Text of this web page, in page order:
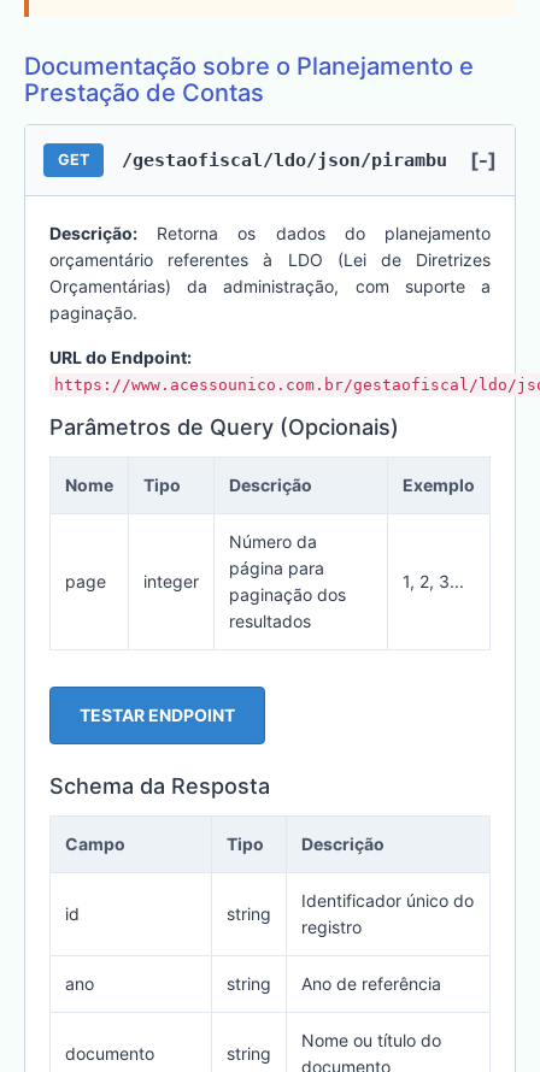
Documentação sobre o Planejamento e
Prestação de Contas
GET /gestaofiscal/ldo/json/pirambu [-]
Descrição: Retorna os dados do planejamento
orçamentário referentes à LDO (Lei de Diretrizes
Orçamentárias) da administração, com suporte a
paginação.
URL do Endpoint:
https://www.acessounico.com.br/gestaofiscal/ldo/
Parâmetros de Query (Opcionais)
Nome Tipo Descrição Exemplo
page integer
Número da
página para
paginação dos
resultados
1, 2, 3...
TESTAR ENDPOINT
Schema da Resposta
Campo Tipo Descrição
id string
Identificador único do
registro
ano string Ano de referência
documento string
Nome ou título do
documento